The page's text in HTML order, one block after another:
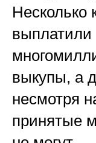
Несколько
выплатили
выкупы, а
несмотря
принятые